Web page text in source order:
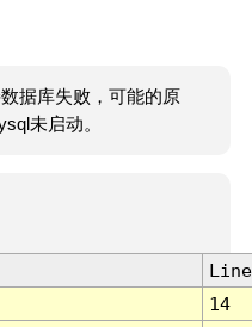
据库失败，可能的原
未启动。
Line
14